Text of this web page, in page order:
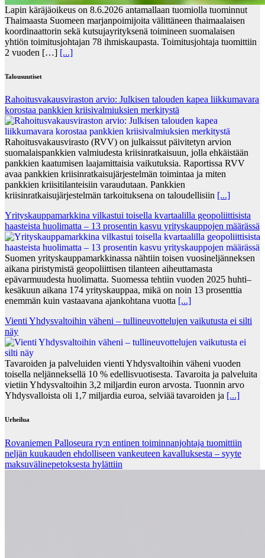
Lapin käräjäoikeus on 8.6.2026 antamallaan tuomiolla tuominnut
Thaimaasta Suomeen marjanpoimijoita välittäneen thaimaalaisen
koordinaattorin sekä kutsujayrityksenä toimineen suomalaisen
yhtiön toimitusjohtajan 78 ihmiskaupasta. Toimitusjohtaja tuomittiin
2 vuoden […] [...]
Talousuutiset
Rahoitusvakausviraston arvio: Julkisen talouden kapea liikkumavara
korostaa pankkien kriisivalmiuksien merkitystä
Rahoitusvakausvirasto (RVV) on julkaissut päivitetyn arvion
suomalaispankkien valmiudesta kriisinratkaisuun, jolla ehkäistään
pankkien kaatumisen laajamittaisia vaikutuksia. Raportissa RVV
avaa pankkien kriisinratkaisujärjestelmän toimintaa ja miten
pankkien kriisitilanteisiin varaudutaan. Pankkien
kriisinratkaisujärjestelmän tarkoituksena on taloudellisiin [...]
Yrityskauppamarkkina vilkastui toisella kvartaalilla geopoliittisista
haasteista huolimatta – 13 prosentin kasvu yrityskauppojen määrässä
Suomen yrityskauppamarkkinassa nähtiin toisen vuosineljänneksen
aikana piristymistä geopoliittisen tilanteen aiheuttamasta
epävarmuudesta huolimatta. Suomessa tehtiin vuoden 2025 huhti–
kesäkuun aikana 174 yrityskauppaa, mikä on noin 13 prosenttia
enemmän kuin vastaavana ajankohtana vuotta [...]
Vienti Yhdysvaltoihin väheni – tullineuvottelujen vaikutusta ei silti
näy
Tavaroiden ja palveluiden vienti Yhdysvaltoihin väheni vuoden
toisella neljänneksellä 10 % edellisvuotisesta. Tavaroita ja palveluita
vietiin Yhdysvaltoihin 3,2 miljardin euron arvosta. Tuonnin arvo
Yhdysvalloista oli 1,7 miljardia euroa, selviää tavaroiden ja [...]
Urheilua
Rovaniemen Palloseura ry:n entinen toiminnanjohtaja tuo­mit­tiin
neljän kuu­kau­den eh­dol­li­seen van­keu­teen ka­val­luk­ses­ta – syyte
mak­su­vä­li­ne­pe­tok­ses­ta hy­lät­tiin